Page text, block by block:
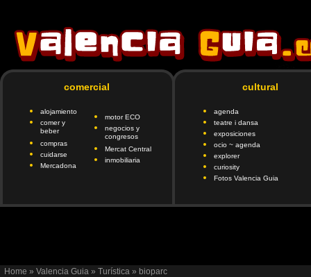
comercial
alojamiento
comer y
beber
compras
cuidarse
Mercadona
motor ECO
negocios y
congresos
Mercat Central
inmobiliaria
cultural
agenda
teatre i dansa
exposiciones
ocio ~ agenda
explorer
curiosity
Fotos Valencia Guia
Home » Valencia Guia » Turística » bioparc